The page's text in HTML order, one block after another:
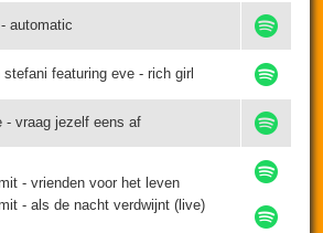
automatic
stefani featuring eve - rich girl
- vraag jezelf eens af
- vrienden voor het leven
- als de nacht verdwijnt (live)